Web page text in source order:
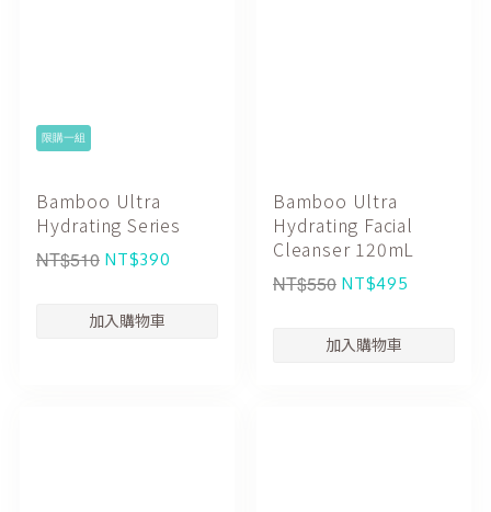
限購一組
Bamboo Ultra
Hydrating Series
NT$510 NT$390
Bamboo Ultra
Hydrating Facial
Cleanser 120mL
NT$550 NT$495